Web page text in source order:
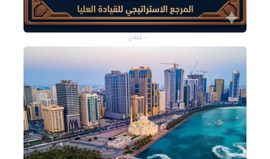
- إعلان -